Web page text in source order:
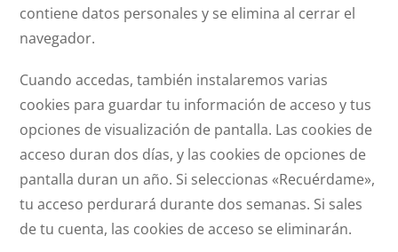
contiene datos personales y se elimina al cerrar el
navegador.
Cuando accedas, también instalaremos varias
cookies para guardar tu información de acceso y tus
opciones de visualización de pantalla. Las cookies de
acceso duran dos días, y las cookies de opciones de
pantalla duran un año. Si seleccionas «Recuérdame»,
tu acceso perdurará durante dos semanas. Si sales
de tu cuenta, las cookies de acceso se eliminarán.